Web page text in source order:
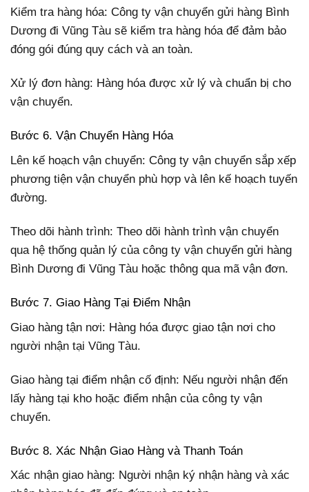
Kiểm tra hàng hóa: Công ty vận chuyển gửi hàng Bình
Dương đi Vũng Tàu sẽ kiểm tra hàng hóa để đảm bảo
đóng gói đúng quy cách và an toàn.
Xử lý đơn hàng: Hàng hóa được xử lý và chuẩn bị cho
vận chuyển.
Bước 6. Vận Chuyển Hàng Hóa
Lên kế hoạch vận chuyển: Công ty vận chuyển sắp xếp
phương tiện vận chuyển phù hợp và lên kế hoạch tuyến
đường.
Theo dõi hành trình: Theo dõi hành trình vận chuyển
qua hệ thống quản lý của công ty vận chuyển gửi hàng
Bình Dương đi Vũng Tàu hoặc thông qua mã vận đơn.
Bước 7. Giao Hàng Tại Điểm Nhận
Giao hàng tận nơi: Hàng hóa được giao tận nơi cho
người nhận tại Vũng Tàu.
Giao hàng tại điểm nhận cố định: Nếu người nhận đến
lấy hàng tại kho hoặc điểm nhận của công ty vận
chuyển.
Bước 8. Xác Nhận Giao Hàng và Thanh Toán
Xác nhận giao hàng: Người nhận ký nhận hàng và xác